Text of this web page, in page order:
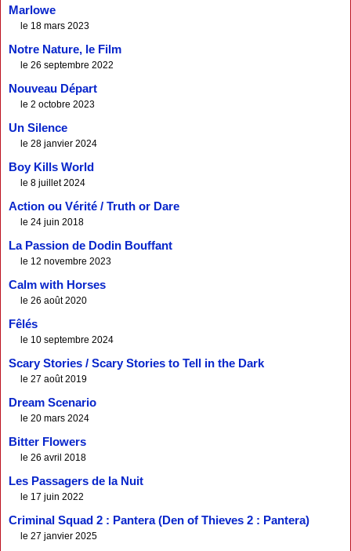
Marlowe
le 18 mars 2023
Notre Nature, le Film
le 26 septembre 2022
Nouveau Départ
le 2 octobre 2023
Un Silence
le 28 janvier 2024
Boy Kills World
le 8 juillet 2024
Action ou Vérité / Truth or Dare
le 24 juin 2018
La Passion de Dodin Bouffant
le 12 novembre 2023
Calm with Horses
le 26 août 2020
Fêlés
le 10 septembre 2024
Scary Stories / Scary Stories to Tell in the Dark
le 27 août 2019
Dream Scenario
le 20 mars 2024
Bitter Flowers
le 26 avril 2018
Les Passagers de la Nuit
le 17 juin 2022
Criminal Squad 2 : Pantera (Den of Thieves 2 : Pantera)
le 27 janvier 2025